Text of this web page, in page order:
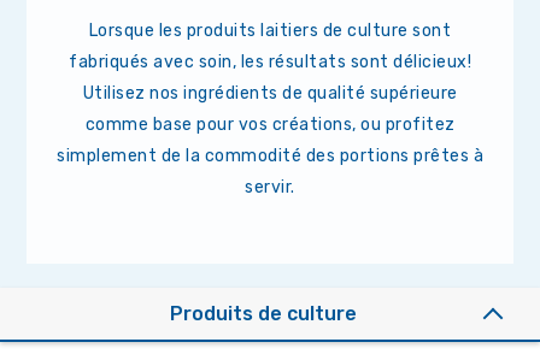
Lorsque les produits laitiers de culture sont
fabriqués avec soin, les résultats sont délicieux!
Utilisez nos ingrédients de qualité supérieure
comme base pour vos créations, ou profitez
simplement de la commodité des portions prêtes à
servir.
Produits de culture